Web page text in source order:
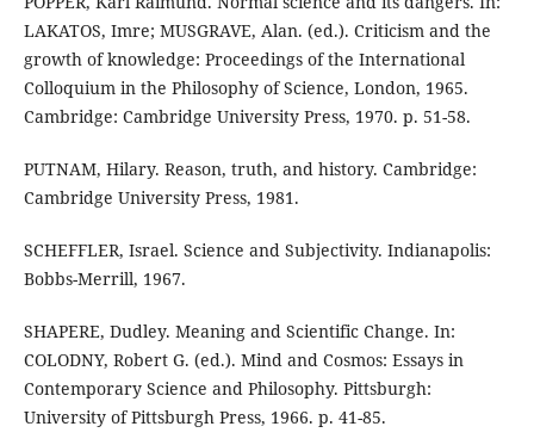
LAKATOS, Imre; MUSGRAVE, Alan. (ed.). Criticism and the
growth of knowledge: Proceedings of the International
Colloquium in the Philosophy of Science, London, 1965.
Cambridge: Cambridge University Press, 1970. p. 51-58.
PUTNAM, Hilary. Reason, truth, and history. Cambridge:
Cambridge University Press, 1981.
SCHEFFLER, Israel. Science and Subjectivity. Indianapolis:
Bobbs-Merrill, 1967.
SHAPERE, Dudley. Meaning and Scientific Change. In:
COLODNY, Robert G. (ed.). Mind and Cosmos: Essays in
Contemporary Science and Philosophy. Pittsburgh:
University of Pittsburgh Press, 1966. p. 41-85.